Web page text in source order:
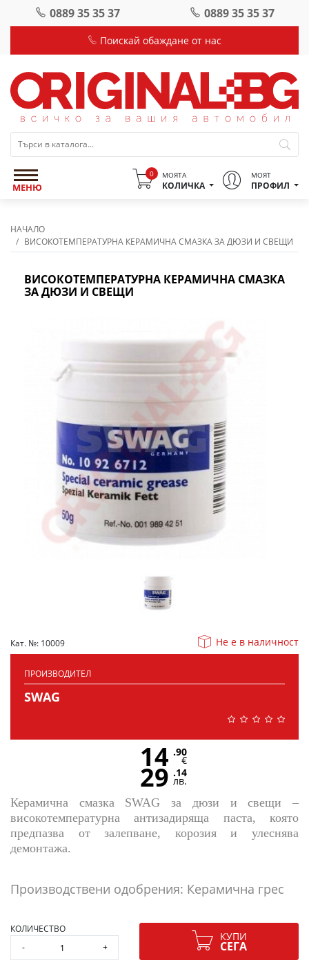
0889 35 35 37 0889 35 35 37
Поискай обаждане от нас
МЕНЮ
0 МОЯТА
КОЛИЧКА
МОЯТ
ПРОФИЛ
НАЧАЛО
ВИСОКОТЕМПЕРАТУРНА КЕРАМИЧНА СМАЗКА ЗА ДЮЗИ И СВЕЩИ
ВИСОКОТЕМПЕРАТУРНА КЕРАМИЧНА СМАЗКА
ЗА ДЮЗИ И СВЕЩИ
Кат. №: 10009 Не е в наличност
ПРОИЗВОДИТЕЛ
SWAG
Керамична смазка SWAG за дюзи и свещи –
високотемпературна антизадиряща паста, която
предпазва от залепване, корозия и улеснява
демонтажа.
Производствени одобрения: Керамична грес
14 .90
€
29 .14
лв.
КОЛИЧЕСТВО
-
+
КУПИ
СЕГА